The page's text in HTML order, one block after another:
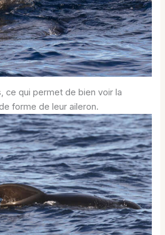
ce qui permet de bien voir la
forme de leur aileron.